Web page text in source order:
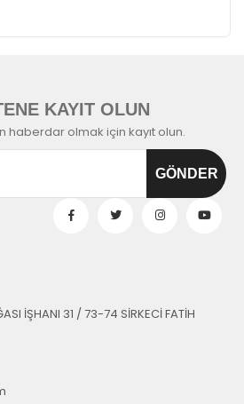
KAYIT OLUN
haberdar olmak için kayıt olun.
İŞHANI 31 / 73-74 SİRKECİ FATİH